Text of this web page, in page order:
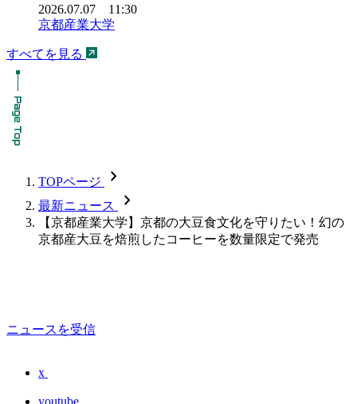
2026.07.07 11:30
京都産業大学
すべてを見る
TOPページ chevron_forward
最新ニュース chevron_forward
【京都産業大学】京都の大豆食文化を守りたい！幻の
京都産大豆を焙煎したコーヒーを数量限定で発売
ニュースを受信
x